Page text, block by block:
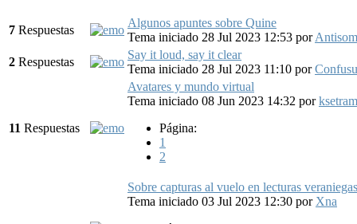
7 Respuestas
Algunos apuntes sobre Quine
Tema iniciado 28 Jul 2023 12:53 por
2 Respuestas
Say it loud, say it clear
Tema iniciado 28 Jul 2023 11:10 por
11 Respuestas
Avatares y mundo virtual
Tema iniciado 08 Jun 2023 14:32 porksetram
Página:
1
2
Sobre capturas al vuelo en lecturas
Tema iniciado 03 Jul 2023 12:30 por Xna